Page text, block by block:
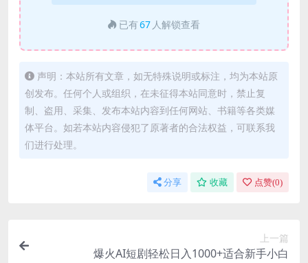
已有67 人解锁查看
声明：本站所有文章，如无特殊说明或标注，均为本站原
创发布。任何个人或组织，在未征得本站同意时，禁止复
制、盗用、采集、发布本站内容到任何网站、书籍等各类媒
体平台。如若本站内容侵犯了原著者的合法权益，可联系我
们进行处理。
分享 收藏 点赞(0)
上一篇
爆火AI短剧轻松日入1000+适合新手小白